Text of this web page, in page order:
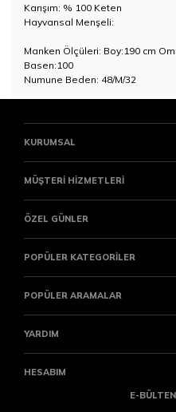
Karışım: % 100 Keten
Hayvansal Menşeli:
Manken Ölçüleri: Boy:190 cm
Basen:100
Numune Beden: 48/M/32
KURUMSAL
MÜŞTERİ HİZMETLERİ
ÖZEL GÜNLER
POPÜLER KATEGORİLER
POPÜLER ARAMALAR
YARDIM
HESABIM
E-